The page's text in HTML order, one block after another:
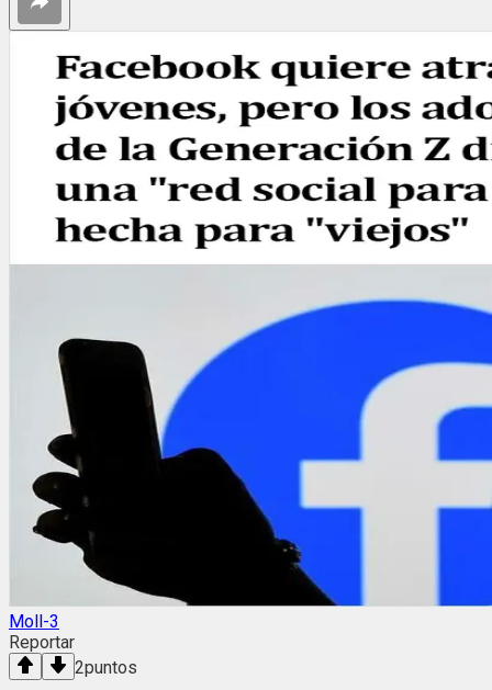
Moll-3
Reportar
2puntos